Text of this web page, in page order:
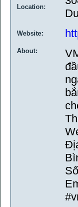
Location:
Website:
About: